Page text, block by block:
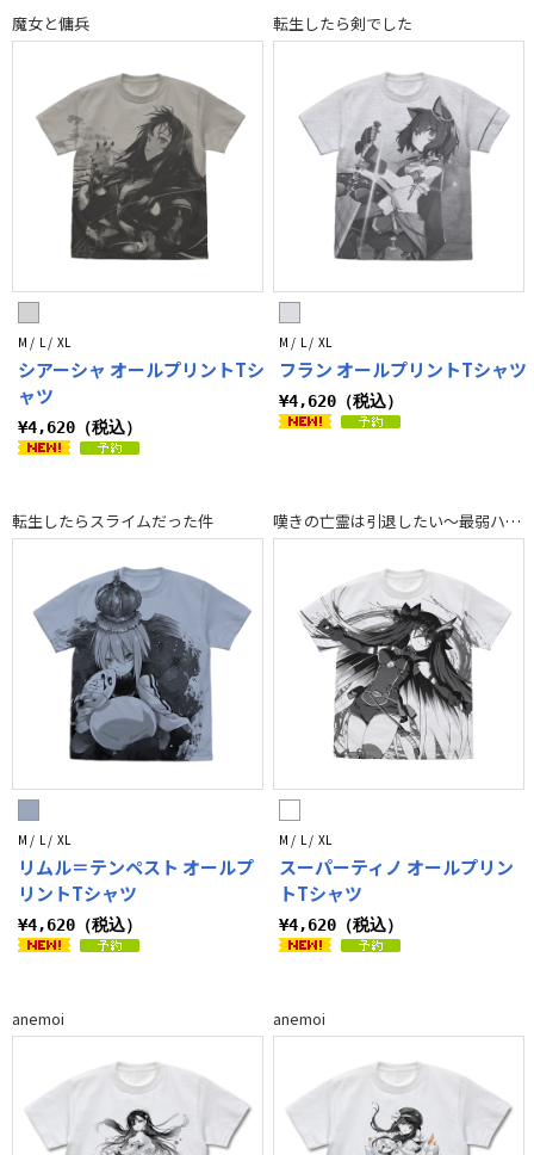
魔女と傭兵
M / L / XL
シアーシャ オールプリントTシ
ャツ
¥4,620（税込）
転生したら剣でした
M / L / XL
フラン オールプリントTシャツ
¥4,620（税込）
転生したらスライムだった件
M / L / XL
リムル＝テンペスト オールプ
リントTシャツ
¥4,620（税込）
嘆きの亡霊は引退したい～最弱ハンターによる最強パーティ育成術～
M / L / XL
スーパーティノ オールプリン
トTシャツ
¥4,620（税込）
anemoi anemoi